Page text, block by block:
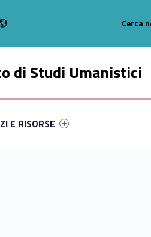
di Studi Umanistici
7391-49#link-menu-primary-38260-56
E RISORSE
on Youtube